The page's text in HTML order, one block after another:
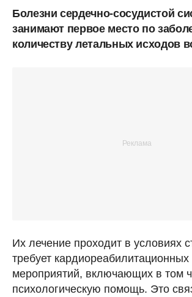
Болезни сердечно-сосудистой
занимают первое место по
количеству летальных исходов
Их лечение проходит в условиях
требует кардиореабилитационных
мероприятий, включающих в том
психологическую помощь. Это